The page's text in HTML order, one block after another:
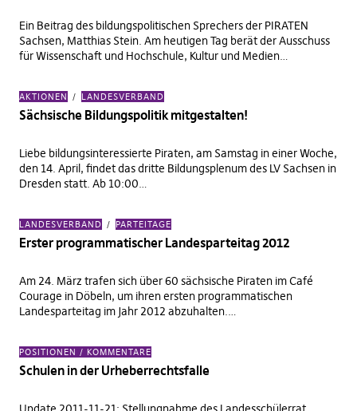
Ein Beitrag des bildungspolitischen Sprechers der PIRATEN
Sachsen, Matthias Stein. Am heutigen Tag berät der Ausschuss
für Wissenschaft und Hochschule, Kultur und Medien…
AKTIONEN LANDESVERBAND
Sächsische Bildungspolitik mitgestalten!
Liebe bildungsinteressierte Piraten, am Samstag in einer Woche,
den 14. April, findet das dritte Bildungsplenum des LV Sachsen in
Dresden statt. Ab 10:00…
LANDESVERBAND PARTEITAGE
Erster programmatischer Landesparteitag 2012
Am 24. März trafen sich über 60 sächsische Piraten im Café
Courage in Döbeln, um ihren ersten programmatischen
Landesparteitag im Jahr 2012 abzuhalten.…
POSITIONEN / KOMMENTARE
Schulen in der Urheberrechtsfalle